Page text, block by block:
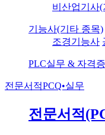
비산업기사(
기능사(기타 종목)
조경기능사
PLC실무 & 자격증
전문서적PCQ•실무
전문서적